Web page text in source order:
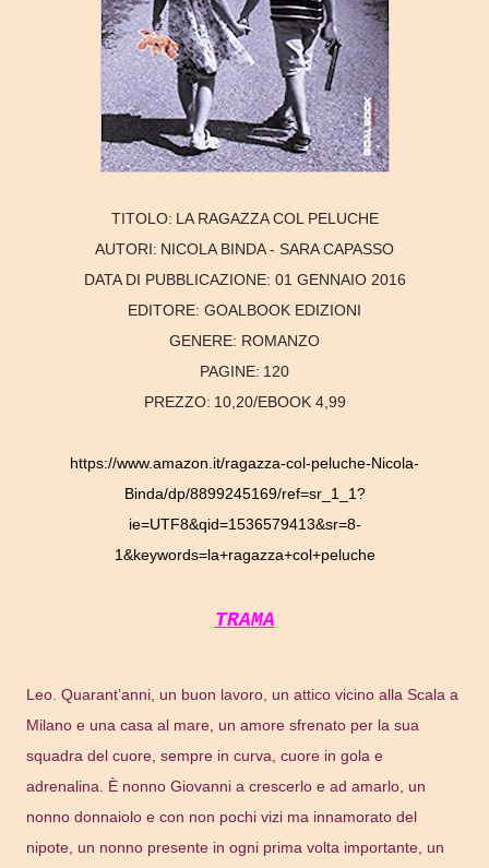
TITOLO: LA RAGAZZA COL PELUCHE
AUTORI: NICOLA BINDA - SARA CAPASSO
DATA DI PUBBLICAZIONE: 01 GENNAIO 2016
EDITORE: GOALBOOK EDIZIONI
GENERE: ROMANZO
PAGINE: 120
PREZZO: 10,20/EBOOK 4,99
https://www.amazon.it/ragazza-col-peluche-Nicola-
Binda/dp/8899245169/ref=sr_1_1?
ie=UTF8&qid=1536579413&sr=8-
1&keywords=la+ragazza+col+peluche
TRAMA
Leo. Quarant’anni, un buon lavoro, un attico vicino alla Scala a
Milano e una casa al mare, un amore sfrenato per la sua
squadra del cuore, sempre in curva, cuore in gola e
adrenalina. È nonno Giovanni a crescerlo e ad amarlo, un
nonno donnaiolo e con non pochi vizi ma innamorato del
nipote, un nonno presente in ogni prima volta importante, un